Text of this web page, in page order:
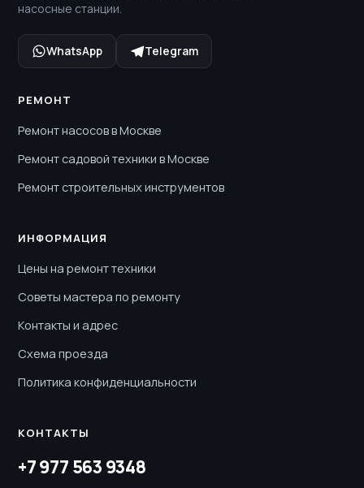
насосные станции.
WhatsApp Telegram
РЕМОНТ
Ремонт насосов в Москве
Ремонт садовой техники в Москве
Ремонт строительных инструментов
ИНФОРМАЦИЯ
Цены на ремонт техники
Советы мастера по ремонту
Контакты и адрес
Схема проезда
Политика конфиденциальности
КОНТАКТЫ
+7 977 563 9348